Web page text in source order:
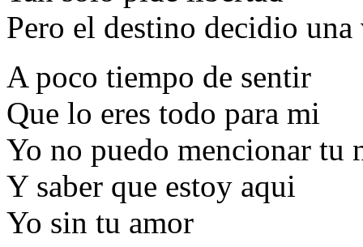
Pero el destino decidio una
A poco tiempo de sentir
Que lo eres todo para mi
Yo no puedo mencionar tu
Y saber que estoy aqui
Yo sin tu amor